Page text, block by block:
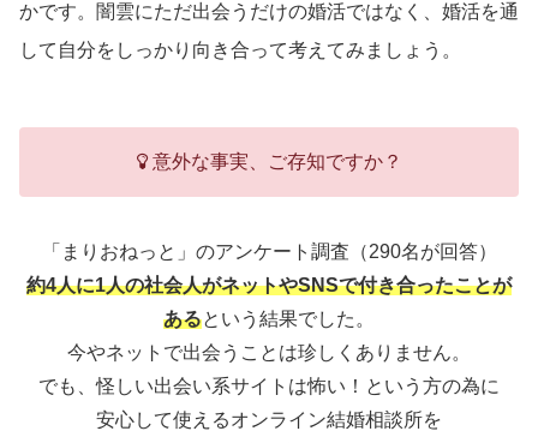
かです。闇雲にただ出会うだけの婚活ではなく、婚活を通
して自分をしっかり向き合って考えてみましょう。
意外な事実、ご存知ですか？
「まりおねっと」のアンケート調査（290名が回答）
約4人に1人の社会人がネットやSNSで付き合ったことが
あるという結果でした。
今やネットで出会うことは珍しくありません。
でも、怪しい出会い系サイトは怖い！という方の為に
安心して使えるオンライン結婚相談所を